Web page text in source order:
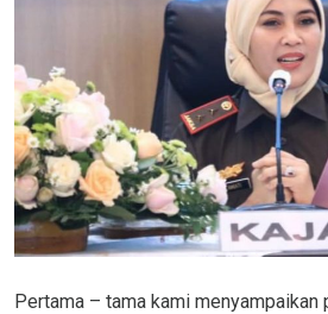
Pertama – tama kami menyampaikan